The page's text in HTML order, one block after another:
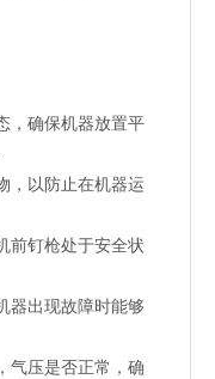
，确保机器放置平
，以防止在机器运
前钉枪处于安全状
器出现故障时能够
气压是否正常，确